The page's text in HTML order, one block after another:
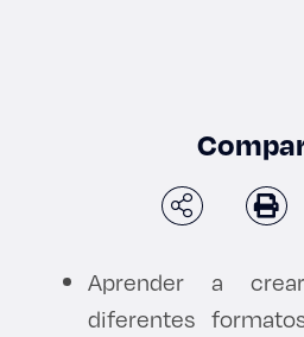
Lo más buscado
CarrerasAprender a
diferentes